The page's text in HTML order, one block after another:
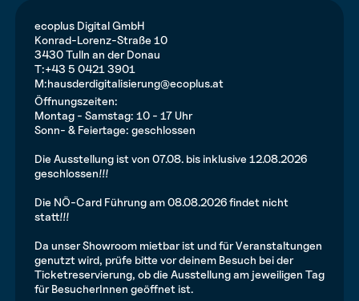
ecoplus Digital GmbH
Konrad-Lorenz-Straße 10
3430 Tulln an der Donau
T:+43 5 0421 3901
M:hausderdigitalisierung@ecoplus.at
Öffnungszeiten:
Montag - Samstag: 10 - 17 Uhr
Sonn- & Feiertage: geschlossen
Die Ausstellung ist von 07.08. bis inklusive 12.08.2026
geschlossen!!!
Die NÖ-Card Führung am 08.08.2026 findet nicht
statt!!!
Da unser Showroom mietbar ist und für Veranstaltungen
genutzt wird, prüfe bitte vor deinem Besuch bei der
Ticketreservierung, ob die Ausstellung am jeweiligen Tag
für BesucherInnen geöffnet ist.